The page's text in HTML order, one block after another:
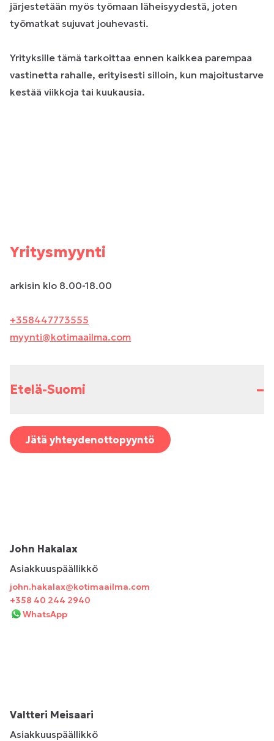
järjestetään myös työmaan läheisyydestä, joten
työmatkat sujuvat jouhevasti.
Yrityksille tämä tarkoittaa ennen kaikkea parempaa
vastinetta rahalle, erityisesti silloin, kun majoitustarve
kestää viikkoja tai kuukausia.
Yritysmyynti
arkisin klo 8.00-18.00
+358447773555
myynti@kotimaailma.com
Etelä-Suomi –
Jätä yhteydenottopyyntö
John Hakalax
Asiakkuuspäällikkö
john.hakalax@kotimaailma.com
+358 40 244 2940
WhatsApp
Valtteri Meisaari
Asiakkuuspäällikkö